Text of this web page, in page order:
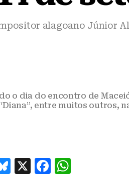
alagoano Júnior
o dia do encontro de
entre muitos outros,
B
X
F